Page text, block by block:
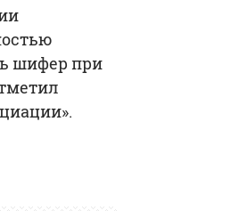
шифер при